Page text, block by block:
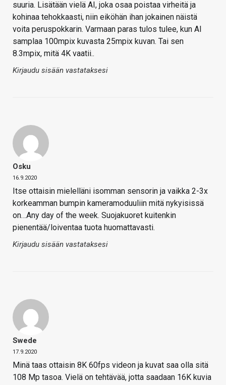
suuria. Lisätään vielä AI, joka osaa poistaa virheitä ja
kohinaa tehokkaasti, niin eiköhän ihan jokainen näistä
voita peruspokkarin. Varmaan paras tulos tulee, kun AI
samplaa 100mpix kuvasta 25mpix kuvan. Tai sen
8.3mpix, mitä 4K vaatii..
Kirjaudu sisään vastataksesi
Osku
16.9.2020
Itse ottaisin mielelläni isomman sensorin ja vaikka 2-3x
korkeamman bumpin kameramoduuliin mitä nykyisissä
on…Any day of the week. Suojakuoret kuitenkin
pienentää/loiventaa tuota huomattavasti.
Kirjaudu sisään vastataksesi
Swede
17.9.2020
Minä taas ottaisin 8K 60fps videon ja kuvat saa olla sitä
108 Mp tasoa. Vielä on tehtävää, jotta saadaan 16K kuvia